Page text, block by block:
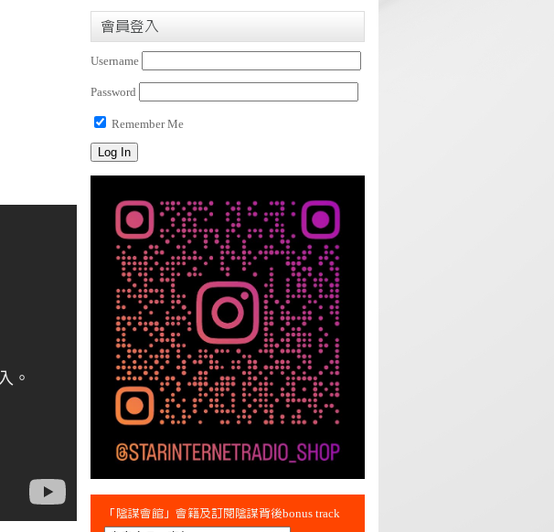
會員登入
Username
Password
Remember Me
「陰謀會館」會籍及訂閱陰謀背後bonus track